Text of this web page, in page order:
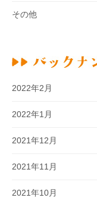
その他
2022年2月
2022年1月
2021年12月
2021年11月
2021年10月